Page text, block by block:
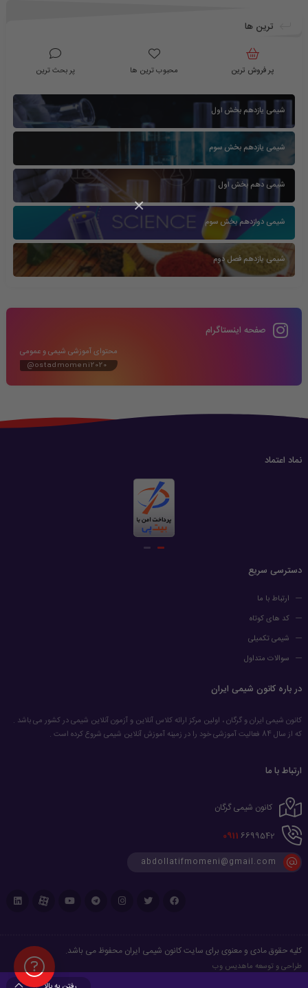
×
ترین ها
پر فروش ترین محبوب ترین ها پر بحث ترین
شیمی یازدهم بخش اول
شیمی یازدهم بخش سوم
شیمی دهم بخش اول
شیمی دوازدهم بخش سوم
شیمی یازدهم فصل دوم
صفحه اینستاگرام
محتوای آموزشی شیمی و عمومی
@ostadmomeni2020
نماد اعتماد
دسترسی سریع
ارتباط با ما
کد های کوتاه
شیمی تکمیلی
سوالات متداول
در باره کانون شیمی ایران
کانون شیمی ایران و گرگان ، اولین مرکز ارائه کلاس آنلاین و آزمون آنلاین شیمی در کشور می باشد .
که از سال 84 فعالیت آموزشی خود را در زمینه آموزش آنلاین شیمی شروع کرده است .
ارتباط با ما
کانون شیمی گرگان
0911 6699542
abdollatifmomeni@gmail.com
کلیه حقوق مادی و معنوی برای سایت کانون شیمی ایران محفوظ می باشد.
طراحی و توسعه ماهدیس وب